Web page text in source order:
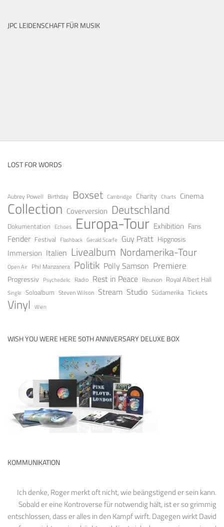
JPC LEIDENSCHAFT FÜR MUSIK
LOST FOR WORDS
Aubrey Powell Birthday Boxset Cambridge Charity Charts Cinema
Collection Coverversion Deutschland
Dokumentation Echoes Europa-Tour Exhibition Fans
Fender Festival Flashback Gerald Scarfe Guy Pratt Hipgnosis
Immersion Italien Livealbum Nordamerika-Tour
Open Air Phil Manzanera Politik Polly Samson Premiere
Progressiv Psychedelic Radio Rest in Peace Reunion Royal Albert Hall
Single Soloalbum Steven Wilson Stream Studio Südamerika Tickets
Vinyl Wien
WISH YOU WERE HERE 50TH ANNIVERSARY DELUXE BOX
KOMMUNIKATION
Ich denke, Roger merkt oft nicht, wie beängstigend er sein kann.
Sobald er eine Kontroverse für notwendig hält, ist er so grimmig
entschlossen, dass er alles in den Kampf wirft. Dagegen wirkt David